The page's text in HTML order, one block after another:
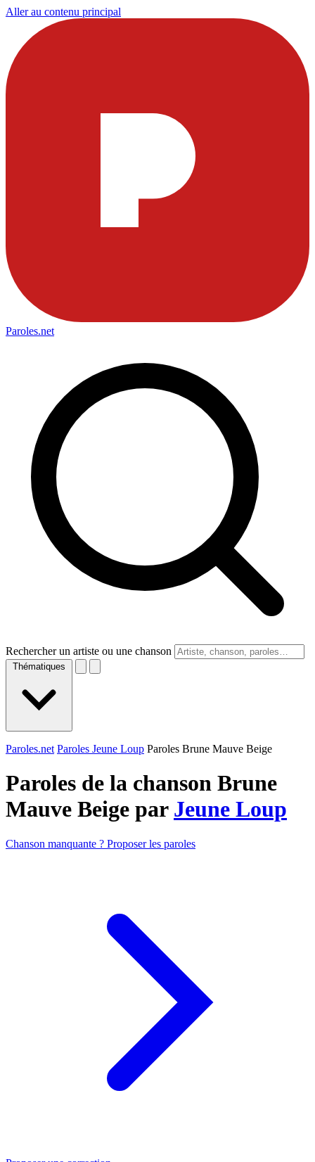
Aller au contenu principal
Paroles.net
Rechercher un artiste ou une chanson
Thématiques
Paroles.net Paroles Jeune Loup Paroles Brune Mauve Beige
Paroles de la chanson Brune
Mauve Beige par Jeune Loup
Chanson manquante ? Proposer les paroles